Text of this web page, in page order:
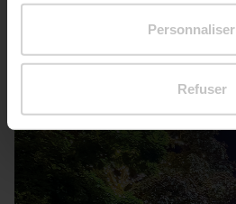
Personnaliser
Refuser
Seattle – Popup park